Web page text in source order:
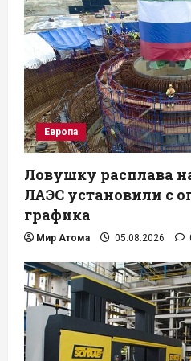
Европа
Ловушку расплава
ЛАЭС установили с
графика
Мир Атома 05.08.2026